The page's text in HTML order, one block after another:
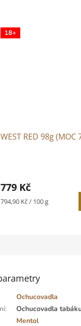
18+
WEST RED 98g (MOC
779 Kč
Měrná
794,90 Kč / 100 g
Ochucovadla
:
Ochucovadla
Mentol